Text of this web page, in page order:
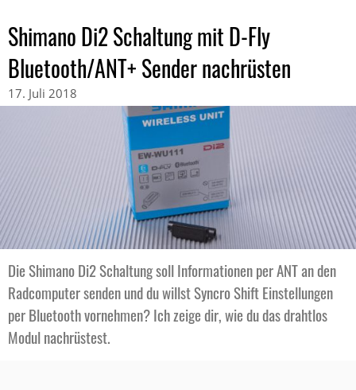
Shimano Di2 Schaltung mit D-Fly
Bluetooth/ANT+ Sender nachrüsten
17. Juli 2018
Die Shimano Di2 Schaltung soll Informationen per ANT an den
Radcomputer senden und du willst Syncro Shift Einstellungen
per Bluetooth vornehmen? Ich zeige dir, wie du das drahtlos
Modul nachrüstest.